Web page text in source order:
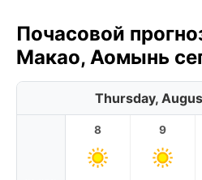
Почасовой
Макао, Аомынь
Thursday,
8 9